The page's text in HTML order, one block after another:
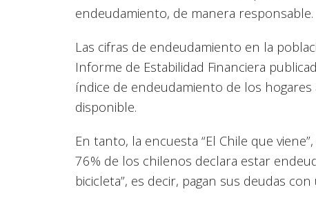
endeudamiento, de manera responsable.
Las cifras de endeudamiento en la
Informe de Estabilidad Financiera
índice de endeudamiento de los
disponible.
En tanto, la encuesta “El Chile que
76% de los chilenos declara estar
bicicleta”, es decir, pagan sus deudas